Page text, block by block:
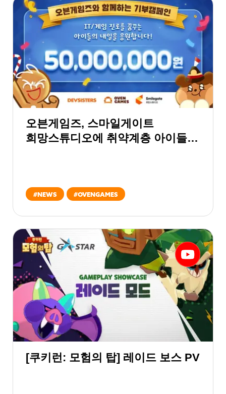
오븐게임즈, 스마일게이트
희망스튜디오에 취약계층 아이들의
#NEWS #OVENGAMES
[쿠키런: 모험의 탑] 레이드 보스 PV